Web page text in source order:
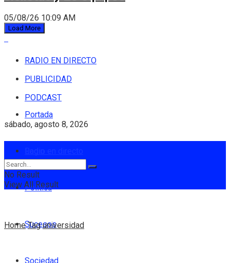
05/08/26 10:09 AM
Load More
RADIO EN DIRECTO
PUBLICIDAD
PODCAST
sábado, agosto 8, 2026
Portada
Política
Sucesos
Sociedad
No Result
View All Result
Home Tag universidad